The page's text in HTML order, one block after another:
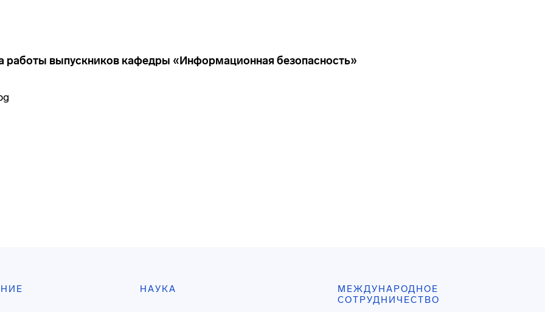
работы выпускников кафедры «Информационная безопасность»
НАУКА
МЕЖДУНАРОДНОЕ
СОТРУДНИЧЕСТВО